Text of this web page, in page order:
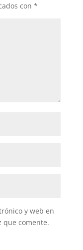
con *
y web en
que comente.